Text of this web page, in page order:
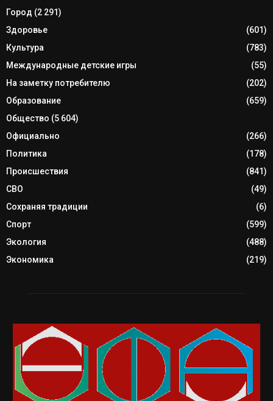
Город (2 291)
Здоровье
(601)
Культура
(783)
Международные детские игры
(55)
На заметку потребителю
(202)
Образование
(659)
Общество (5 604)
Официально
(266)
Политика
(178)
Происшествия
(841)
СВО
(49)
Сохраняя традиции
(6)
Спорт
(599)
Экология
(488)
Экономика
(219)